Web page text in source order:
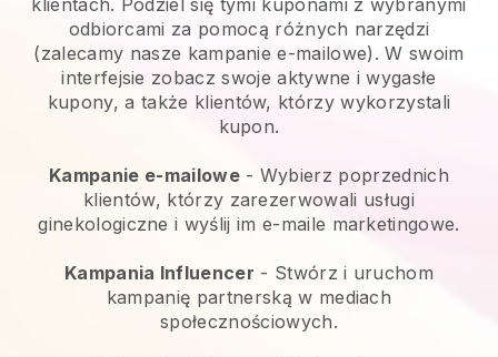
odbiorcami za pomocą różnych narzędzi
(zalecamy nasze kampanie e-mailowe). W swoim
interfejsie zobacz swoje aktywne i wygasłe
kupony, a także klientów, którzy wykorzystali
kupon.
Kampanie e-mailowe- Wybierz poprzednich
klientów, którzy zarezerwowali usługi
ginekologiczne i wyślij im e-maile marketingowe.
Kampania Influencer - Stwórz i uruchom
kampanię partnerską w mediach
społecznościowych.